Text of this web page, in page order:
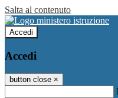
Salta al contenuto
Accedi
Accedi
button close ×